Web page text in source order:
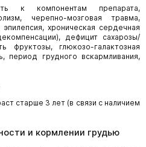
к компонентам препарата,
черепно-мозговая травма,
хроническая сердечная
дефицит сахарозы/
фруктозы, глюкозо-галактозная
период грудного вскармливания,
старше 3 лет (в связи с наличием
и кормлении грудью